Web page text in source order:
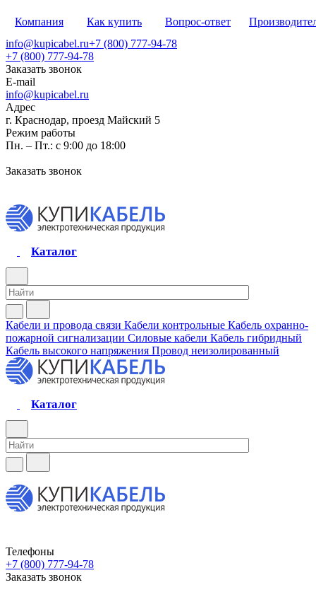
Компания Как купить Вопрос-ответ
info@kupicabel.ru+7 (800) 777-94-78
+7 (800) 777-94-78
Заказать звонок
E-mail
info@kupicabel.ru
Адрес
г. Краснодар, проезд Майский 5
Режим работы
Пн. – Пт.: с 9:00 до 18:00
Заказать звонок
Каталог
Кабели и провода связи Кабели контрольные Кабель охранно-
пожарной сигнализации Силовые кабели Кабель гибридный
Кабель высокого напряжения Провод неизолированный
Каталог
Телефоны
+7 (800) 777-94-78
Заказать звонок